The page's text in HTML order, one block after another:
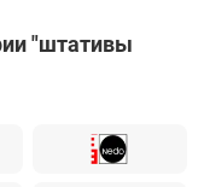
исполнении и с
ряд представлен
оптическими,
так и с
"штативы